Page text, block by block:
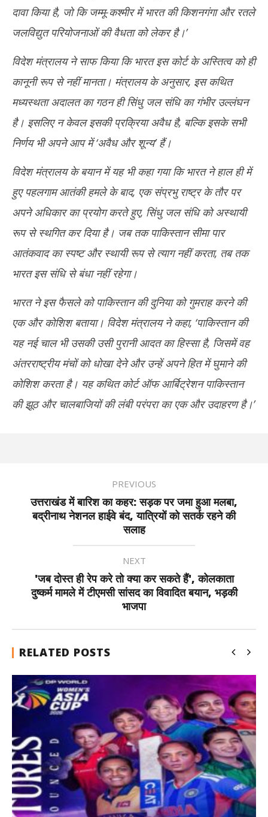
दावा किया है, जो कि जम्मू-कश्मीर में भारत की किशनगंगा और रतले
जलविद्युत परियोजनाओं की वैधता को लेकर है।’
विदेश मंत्रालय ने साफ किया कि भारत इस कोर्ट के अस्तित्व को ही
कानूनी रूप से नहीं मानता। मंत्रालय के अनुसार, इस कथित
मध्यस्थता अदालत का गठन ही सिंधु जल संधि का गंभीर उल्लंघन
है। इसलिए न केवल इसकी प्रक्रिया अवैध है, बल्कि इसके सभी
निर्णय भी अपने आप में ‘अवैध और शून्य’ हैं।
विदेश मंत्रालय के बयान में यह भी कहा गया कि भारत ने हाल ही में
हुए पहलगाम आतंकी हमले के बाद, एक संप्रभु राष्ट्र के तौर पर
अपने अधिकार का प्रयोग करते हुए, सिंधु जल संधि को अस्थायी
रूप से स्थगित कर दिया है। जब तक पाकिस्तान सीमा पार
आतंकवाद का स्पष्ट और स्थायी रूप से त्याग नहीं करता, तब तक
भारत इस संधि से बंधा नहीं रहेगा।
भारत ने इस फैसले को पाकिस्तान की दुनिया को गुमराह करने की
एक और कोशिश बताया। विदेश मंत्रालय ने कहा, ‘पाकिस्तान की
यह नई चाल भी उसकी उसी पुरानी आदत का हिस्सा है, जिसमें वह
अंतरराष्ट्रीय मंचों को धोखा देने और उन्हें अपने हित में घुमाने की
कोशिश करता है। यह कथित कोर्ट ऑफ आर्बिट्रेशन पाकिस्तान
की झूठ और चालबाजियों की लंबी परंपरा का एक और उदाहरण है।’
PREVIOUS
उत्तराखंड में बारिश का कहर: सड़क पर जमा हुआ मलबा,
बद्रीनाथ नेशनल हाईवे बंद, यात्रियों को सतर्क रहने की
सलाह
NEXT
'जब दोस्त ही रेप करे तो क्या कर सकते हैं', कोलकाता
दुष्कर्म मामले में टीएमसी सांसद का विवादित बयान, भड़की
भाजपा
RELATED POSTS